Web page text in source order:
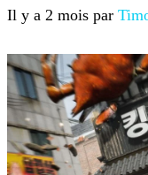
Il y a 2 mois par